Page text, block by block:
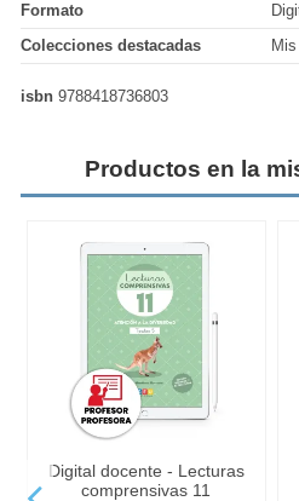
Formato
Colecciones destacadas
isbn 9788418736803
Productos en la
Digital docente - Lecturas
comprensivas 11